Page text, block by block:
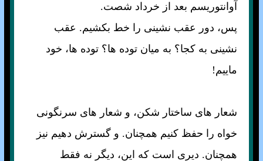
آوانتوريسم بعد از خرداد شصت.
پس، دور عقب نشينی را خط بکشيم. عقب
نشينی به کجا؟ به ميان توده ها؟ توده ها، خود
ماييم!
شعار های ساختار شکن، و شعار های سرنگونی
خواه را حفظ کنيم همچنان. و گسترش دهيم نيز
همچنان. ديری است که اين، ديگر نه فقط